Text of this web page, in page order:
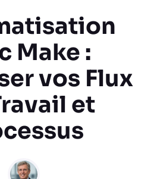
Make :
vos Flux
et